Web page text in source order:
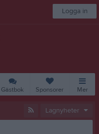
Logga in
Gästbok Sponsorer Mer
Lagnyheter